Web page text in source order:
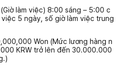
làm việc) 8:00 sáng – 5:00 c
việc 5 ngày, số giờ làm việc trung
Won (Mức lương hàng n
KRW trở lên đến 30.000.000